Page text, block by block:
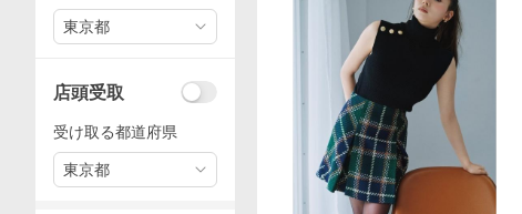
東京都
店頭受取
受け取る都道府県
東京都